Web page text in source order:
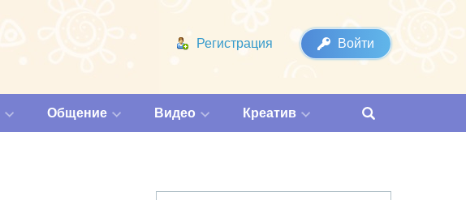
Регистрация Войти
Общение Видео Креатив